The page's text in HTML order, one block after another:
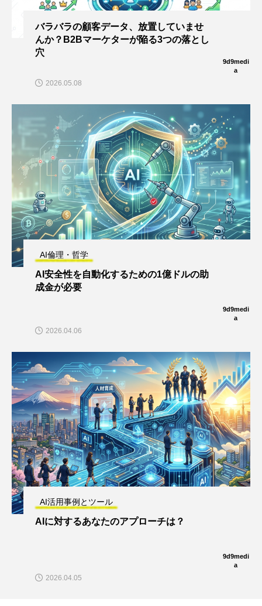
バラバラの顧客データ、放置していませ
んか？B2Bマーケターが陥る3つの落とし
穴
9d9medi
a
2026.05.08
AI倫理・哲学
AI安全性を自動化するための1億ドルの助
成金が必要
9d9medi
a
2026.04.06
AI活用事例とツール
AIに対するあなたのアプローチは？
9d9medi
a
2026.04.05